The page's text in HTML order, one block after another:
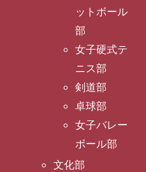
ットボール
部
女子硬式テ
ニス部
剣道部
卓球部
女子バレー
ボール部
文化部